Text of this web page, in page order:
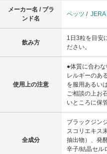
メーカー名 / ブラ
ンド名
ペッツ /
飲み方
1日3粒を目安
ださい。
使用上の注意
●体質に合わ
レルギーのあ
を服用あるい
ご相談の上お
いところに保
全成分
ブラックジン
スコリエキス
抽出物）、発
辛子/結晶セル